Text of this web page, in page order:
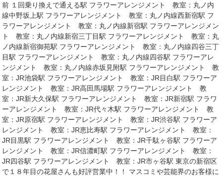
前 １回乗り換えで通える駅 フラワーアレンジメント 教室：丸ノ内
線中野坂上駅 フラワーアレンジメント 教室：丸ノ内線西新宿駅 フ
ラワーアレンジメント 教室：丸ノ内線新宿駅 フラワーアレンジメン
ト 教室：丸ノ内線新宿三丁目駅 フラワーアレンジメント 教室：丸
ノ内線新宿御苑駅 フラワーアレンジメント 教室：丸ノ内線四谷三丁
目駅 フラワーアレンジメント 教室：丸ノ内線四谷駅 フラワーアレ
ンジメント 教室：丸ノ内線赤坂見附駅 フラワーアレンジメント 教
室：JR池袋駅 フラワーアレンジメント 教室：JR目白駅 フラワーア
レンジメント 教室：JR高田馬場駅 フラワーアレンジメント 教
室：JR新大久保駅 フラワーアレンジメント 教室：JR新宿駅 フラワ
ーアレンジメント 教室：JR代々木駅 フラワーアレンジメント 教
室：JR原宿駅 フラワーアレンジメント 教室：JR渋谷駅 フラワーア
レンジメント 教室：JR恵比寿駅 フラワーアレンジメント 教室：
JR目黒駅 フラワーアレンジメント 教室：JR千駄ヶ谷駅 フラワーア
レンジメント 教室：JR信濃町駅 フラワーアレンジメント 教室：
JR四谷駅 フラワーアレンジメント 教室：JR市ヶ谷駅 東京の新宿区
で１８年目の花屋さんも好評営業中！！ マスコミや芸能界のお客様に